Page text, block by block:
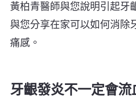
黃柏青醫師與您說明引起牙
與您分享在家可以如何消除
痛感。
牙齦發炎不一定會流